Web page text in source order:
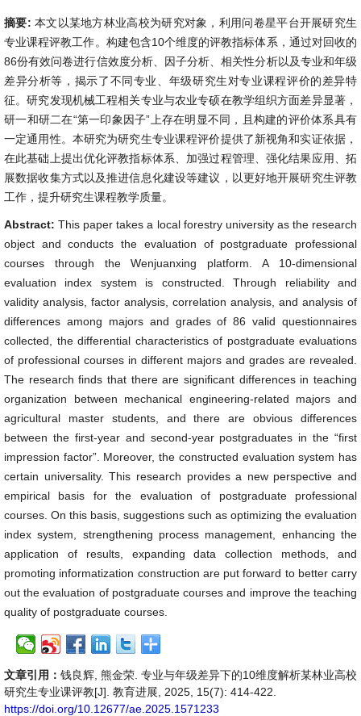
摘要: 本文以某地方林业高校为研究对象，利用问卷星平台开展研究生
专业课程评教工作。构建包含10个维度的评教指标体系，通过对回收的
86份有效问卷进行信效度分析、因子分析、相关性分析以及专业和年级
差异分析等，揭示了不同专业、年级研究生对专业课程评价的差异特
征。研究发现机械工程相关专业与农业专硕在教学组织方面差异显著，
研一和研二在“第一印象因子”上存在明显不同，且构建的评价体系具有
一定通用性。本研究为研究生专业课程评价提供了新视角和实证依据，
在此基础上提出优化评教指标体系、加强过程管理、强化结果应用、拓
展数据收集方式以及推进信息化建设等建议，以更好地开展研究生评教
工作，提升研究生课程教学质量。
Abstract:This paper takes a local forestry university as the research
object and conducts the evaluation of postgraduate professional
courses through the Wenjuanxing platform. A 10-dimensional
evaluation index system is constructed. Through reliability and
validity analysis, factor analysis, correlation analysis, and analysis of
differences among majors and grades of 86 valid questionnaires
collected, the differential characteristics of postgraduate evaluations
of professional courses in different majors and grades are revealed.
The research finds that there are significant differences in teaching
organization between mechanical engineering-related majors and
agricultural master students, and there are obvious differences
between the first-year and second-year postgraduates in the “first
impression factor”. Moreover, the constructed evaluation system has
certain universality. This research provides a new perspective and
empirical basis for the evaluation of postgraduate professional
courses. On this basis, suggestions such as optimizing the evaluation
index system, strengthening process management, enhancing the
application of results, expanding data collection methods, and
promoting informatization construction are put forward to better carry
out the evaluation of postgraduate courses and improve the teaching
quality of postgraduate courses.
文章引用： 钱良辉, 熊金荣. 专业与年级差异下的10维度解析某林业高校
研究生专业课评教[J]. 教育进展, 2025, 15(7): 414-422.
https://doi.org/10.12677/ae.2025.1571233